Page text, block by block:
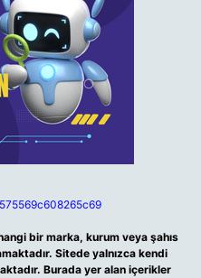
bir marka, kurum veya şahıs
Sitede yalnızca kendi
Burada yer alan içerikler